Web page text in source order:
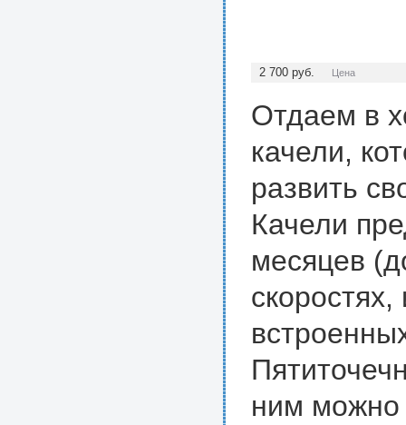
2 700 руб. Цена
Отдаем в
качели,
развить
Качели
месяцев
ним можно